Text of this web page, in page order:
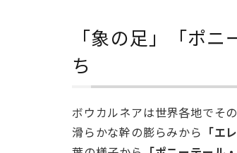
だ
造
形
2
「象
「象の足」「ポ
ち
ボウカルネアは世界各地でそ
滑らかな幹の膨らみから 「エ